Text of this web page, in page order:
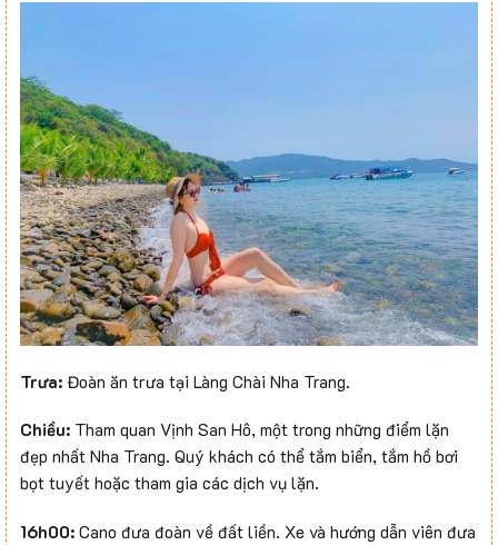
Trưa: Đoàn ăn trưa tại Làng Chài Nha Trang.
Chiều: Tham quan Vịnh San Hô, một trong những điểm lặn
đẹp nhất Nha Trang. Quý khách có thể tắm biển, tắm hồ bơi
bọt tuyết hoặc tham gia các dịch vụ lặn.
16h00: Cano đưa đoàn về đất liền. Xe và hướng dẫn viên đưa